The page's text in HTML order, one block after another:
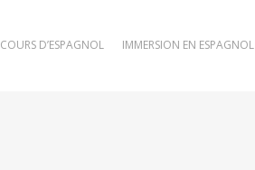
COURS D’ESPAGNOL IMMERSION EN ESPAGNOL